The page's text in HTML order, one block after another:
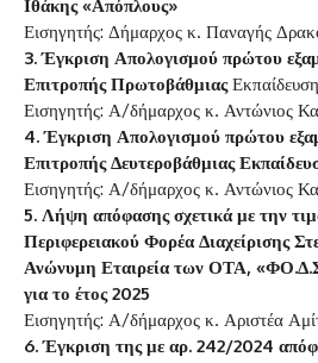
Ιθάκης «Απόπλους»
Εισηγητής: Δήμαρχος κ. Παναγής
3. Έγκριση Απολογισμού πρώτου
Επιτροπής Πρωτοβάθμιας
Εισηγητής: Α/δήμαρχος κ. Αντώνιος
4. Έγκριση Απολογισμού πρώτου
Επιτροπής Δευτεροβάθμιας
Εισηγητής: Α/δήμαρχος κ. Αντώνιος
5. Λήψη απόφασης σχετικά με την
Περιφερειακού Φορέα Διαχείρισης
Ανώνυμη Εταιρεία των ΟΤΑ,
για το έτος 2025
Εισηγητής: Α/δήμαρχος κ. Αριστέα
6. Έγκριση της με αρ. 242/2024